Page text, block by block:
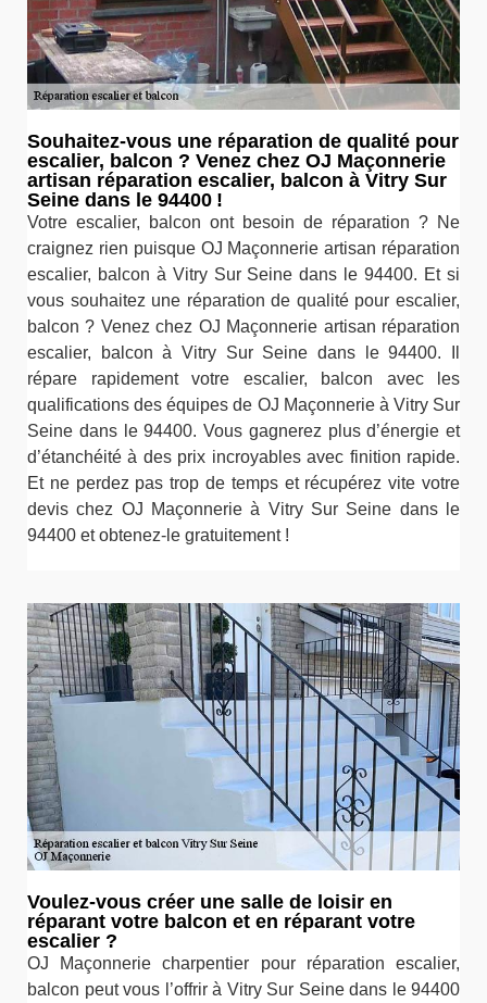
Souhaitez-vous une réparation de qualité pour
escalier, balcon ? Venez chez OJ Maçonnerie
artisan réparation escalier, balcon à Vitry Sur
Seine dans le 94400 !
Votre escalier, balcon ont besoin de réparation ? Ne
craignez rien puisque OJ Maçonnerie artisan réparation
escalier, balcon à Vitry Sur Seine dans le 94400. Et si
vous souhaitez une réparation de qualité pour escalier,
balcon ? Venez chez OJ Maçonnerie artisan réparation
escalier, balcon à Vitry Sur Seine dans le 94400. Il
répare rapidement votre escalier, balcon avec les
qualifications des équipes de OJ Maçonnerie à Vitry Sur
Seine dans le 94400. Vous gagnerez plus d’énergie et
d’étanchéité à des prix incroyables avec finition rapide.
Et ne perdez pas trop de temps et récupérez vite votre
devis chez OJ Maçonnerie à Vitry Sur Seine dans le
94400 et obtenez-le gratuitement !
Voulez-vous créer une salle de loisir en
réparant votre balcon et en réparant votre
escalier ?
OJ Maçonnerie charpentier pour réparation escalier,
balcon peut vous l’offrir à Vitry Sur Seine dans le 94400